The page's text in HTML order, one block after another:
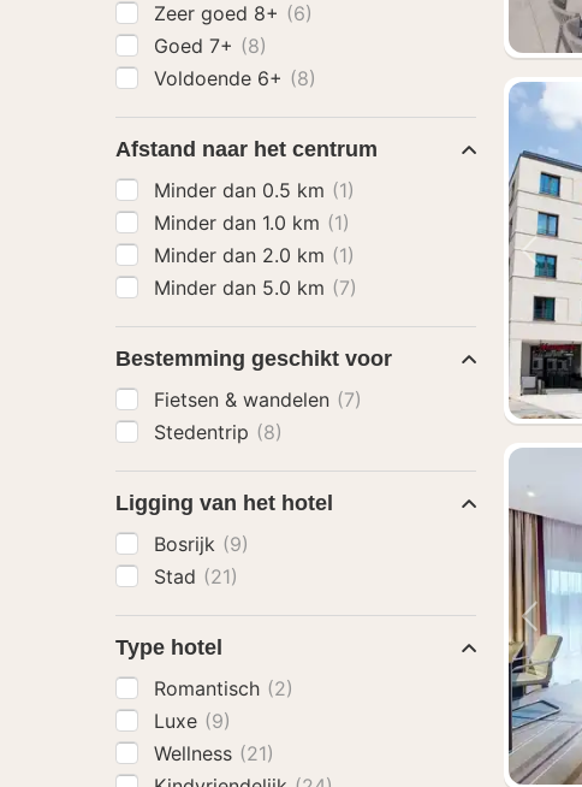
Zeer goed 8+ (6)
Goed 7+ (8)
Voldoende 6+ (8)
Afstand naar het centrum
Minder dan 0.5 km (1)
Minder dan 1.0 km (1)
Minder dan 2.0 km (1)
Minder dan 5.0 km (7)
Bestemming geschikt voor
Fietsen & wandelen (7)
Stedentrip (8)
Ligging van het hotel
Bosrijk (9)
Stad (21)
Type hotel
Romantisch (2)
Luxe (9)
Wellness (21)